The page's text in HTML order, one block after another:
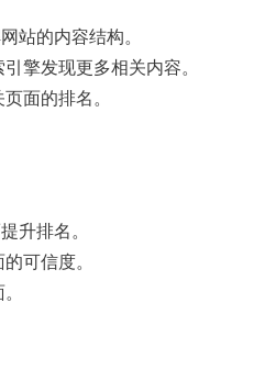
站的内容结构。
擎发现更多相关内容。
面的排名。
升排名。
可信度。